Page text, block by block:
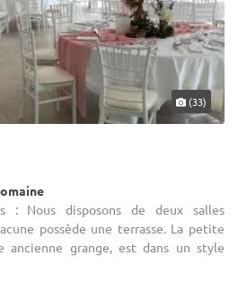
(33)
: Nous disposons de deux salles
possède une terrasse. La petite
ancienne grange, est dans un style